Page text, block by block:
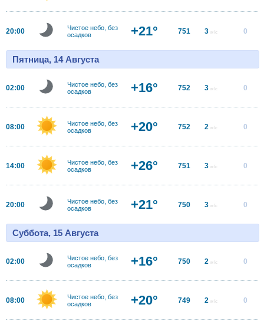
20:00
Чистое небо, без
осадков
+21° 751 3 м/с 0
Пятница, 14 Августа
02:00
Чистое небо, без
осадков
+16° 752 3 м/с 0
08:00
Чистое небо, без
осадков
+20° 752 2 м/с 0
14:00
Чистое небо, без
осадков
+26° 751 3 м/с 0
20:00
Чистое небо, без
осадков
+21° 750 3 м/с 0
Суббота, 15 Августа
02:00
Чистое небо, без
осадков
+16° 750 2 м/с 0
08:00
Чистое небо, без
осадков
+20° 749 2 м/с 0